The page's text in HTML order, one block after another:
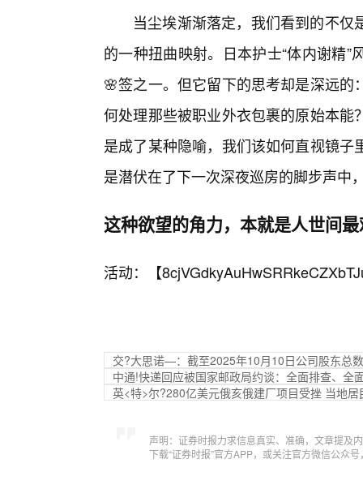
当尘埃渐渐落定，我们看到的不
的一种扭曲映射。日本护士“体内谢精
🌸签之一。但它留下的思考却是深远
何处理那些被职业外衣包裹的原始本
是成了某种隐喻，我们该如何直视镜
是潜伏在了下一次深夜巡房的脚步声中
这种欲望的角力，本就是人世间
活动：【
交?大思诺—：截至2025年10月10日公司股东总
中通!快递回应被国家邮政局约谈：全面排查、全
英<特>尔?280亿美元俄亥俄建厂项目受挫 当地居
声明：证券时报力求信息真实、准确，文章提及
下载“证券时报”官方APP，或关注官方微信公众